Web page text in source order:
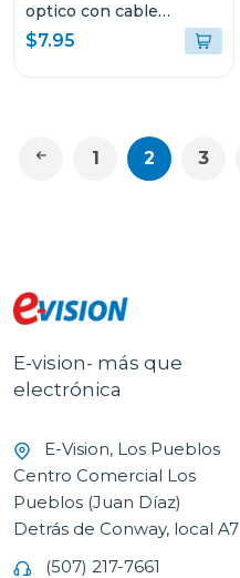
optico con cable
retractil amu75
$7.95
1 2 3
E-vision- más que
electrónica
E-Vision, Los Pueblos
Centro Comercial Los
Pueblos (Juan Díaz)
Detrás de Conway, local A7
(507) 217-7661